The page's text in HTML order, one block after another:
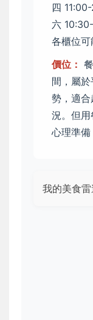
四
六
各櫃位可
價位：
間，屬
勢，適
況。但
心理準備
我的美食雷